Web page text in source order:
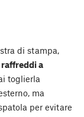
di stampa,
raffreddi a
toglierla
ma
per evitare